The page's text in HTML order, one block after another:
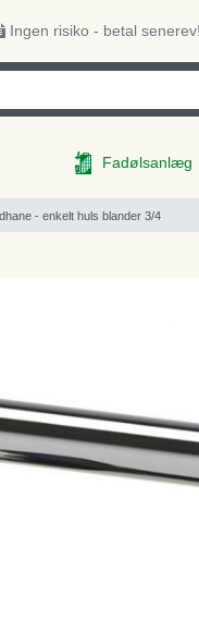
Ingen risiko - betal senerev!
Fadølsanlæg
- enkelt huls blander 3/4